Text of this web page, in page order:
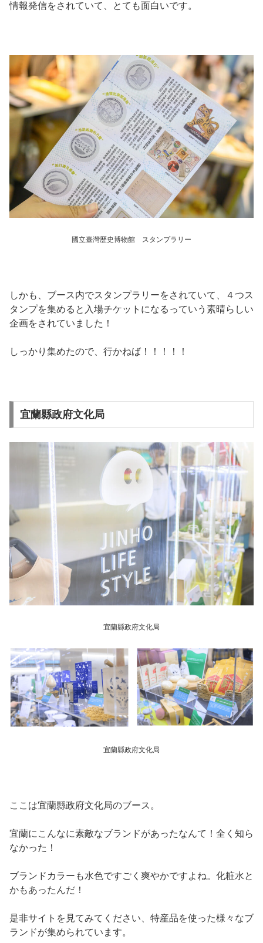
情報発信をされていて、とても面白いです。
國立臺灣歷史博物館 スタンプラリー
しかも、ブース内でスタンプラリーをされていて、４つス
タンプを集めると入場チケットになるっていう素晴らしい
企画をされていました！
しっかり集めたので、行かねば！！！！！
宜蘭縣政府文化局
宜蘭縣政府文化局
宜蘭縣政府文化局
ここは宜蘭縣政府文化局のブース。
宜蘭にこんなに素敵なブランドがあったなんて！全く知ら
なかった！
ブランドカラーも水色ですごく爽やかですよね。化粧水と
かもあったんだ！
是非サイトを見てみてください、特産品を使った様々なブ
ランドが集められています。